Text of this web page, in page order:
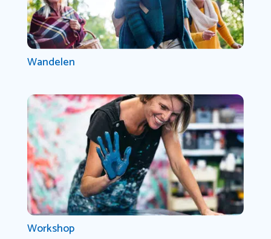
Wandelen
Workshop